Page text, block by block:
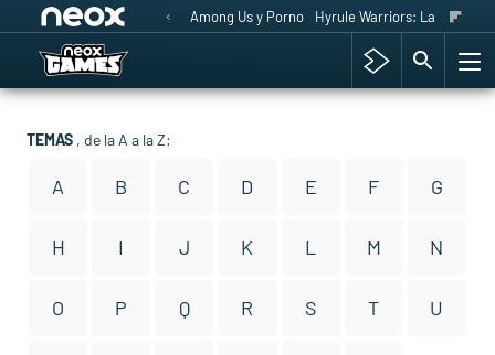
Among Us y Porno Hyrule Warriors: La Era del
TEMAS , de la A a la Z:
A B C D E F G
H I J K L M N
O P Q R S T U